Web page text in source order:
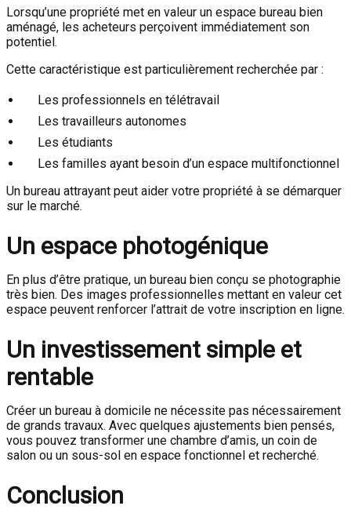
Lorsqu’une propriété met en valeur un espace bureau bien
aménagé, les acheteurs perçoivent immédiatement son
potentiel.
Cette caractéristique est particulièrement recherchée par :
Les professionnels en télétravail
Les travailleurs autonomes
Les étudiants
Les familles ayant besoin d’un espace multifonctionnel
Un bureau attrayant peut aider votre propriété à se démarquer
sur le marché.
Un espace photogénique
En plus d’être pratique, un bureau bien conçu se photographie
très bien. Des images professionnelles mettant en valeur cet
espace peuvent renforcer l’attrait de votre inscription en ligne.
Un investissement simple et
rentable
Créer un bureau à domicile ne nécessite pas nécessairement
de grands travaux. Avec quelques ajustements bien pensés,
vous pouvez transformer une chambre d’amis, un coin de
salon ou un sous-sol en espace fonctionnel et recherché.
Conclusion